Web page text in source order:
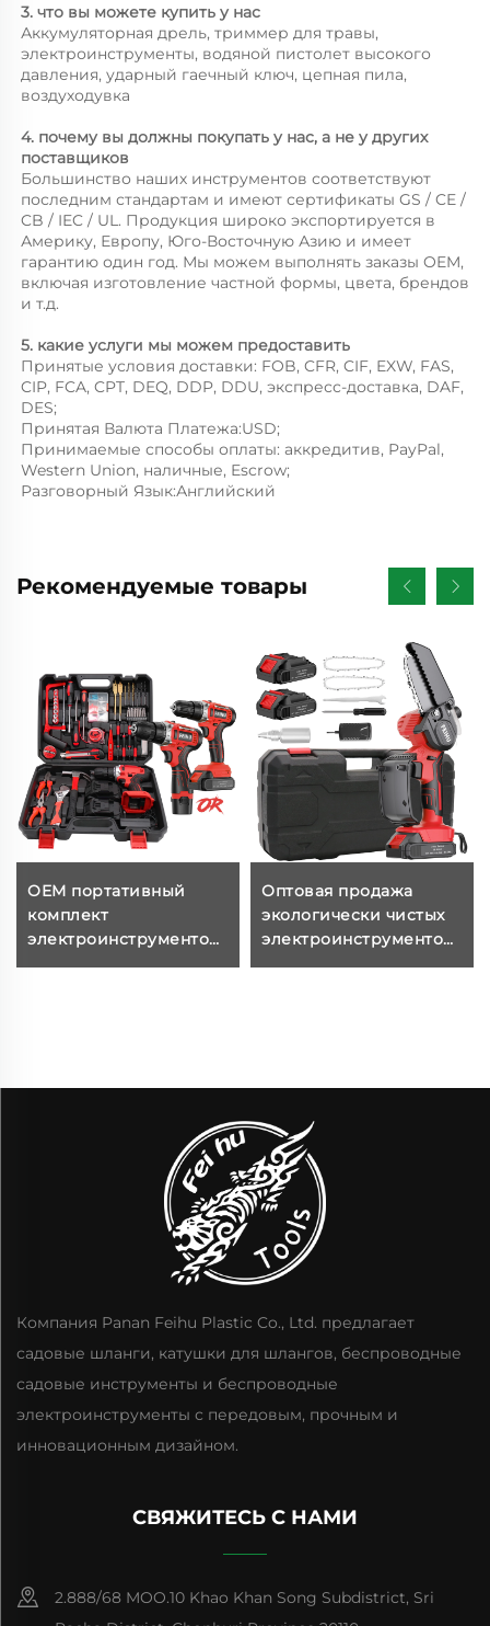
3. что вы можете купить у нас
Аккумуляторная дрель, триммер для травы,
электроинструменты, водяной пистолет высокого
давления, ударный гаечный ключ, цепная пила,
воздуходувка
4. почему вы должны покупать у нас, а не у других
поставщиков
Большинство наших инструментов соответствуют
последним стандартам и имеют сертификаты GS / CE /
CB / IEC / UL. Продукция широко экспортируется в
Америку, Европу, Юго-Восточную Азию и имеет
гарантию один год. Мы можем выполнять заказы OEM,
включая изготовление частной формы, цвета, брендов
и т.д.
5. какие услуги мы можем предоставить
Принятые условия доставки: FOB, CFR, CIF, EXW, FAS,
CIP, FCA, CPT, DEQ, DDP, DDU, экспресс-доставка, DAF,
DES;
Принятая Валюта Платежа:USD;
Принимаемые способы оплаты: аккредитив, PayPal,
Western Union, наличные, Escrow;
Разговорный Язык:Английский
Рекомендуемые товары
OEM портативный
комплект
электроинструментов,
Оптовая продажа
экологически чистых
электроинструментов,
Компания Panan Feihu Plastic Co., Ltd. предлагает
садовые шланги, катушки для шлангов, беспроводные
садовые инструменты и беспроводные
электроинструменты с передовым, прочным и
инновационным дизайном.
СВЯЖИТЕСЬ С НАМИ
2.888/68 MOO.10 Khao Khan Song Subdistrict, Sri